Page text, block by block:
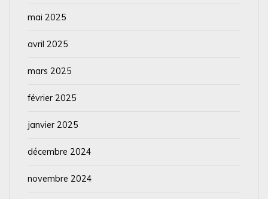
mai 2025
avril 2025
mars 2025
février 2025
janvier 2025
décembre 2024
novembre 2024